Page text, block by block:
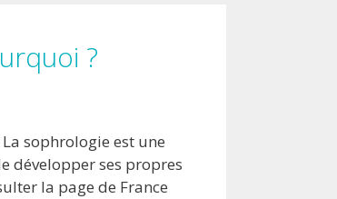
?
La sophrologie est une
développer ses propres
la page de France